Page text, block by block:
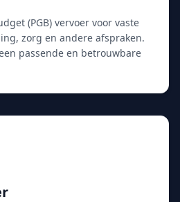
(PGB) vervoer voor vaste
zorg en andere afspraken.
passende en betrouwbare